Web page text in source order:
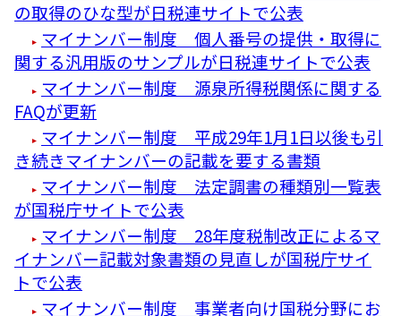
の取得のひな型が日税連サイトで公表
マイナンバー制度 個人番号の提供・取得に
関する汎用版のサンプルが日税連サイトで公表
マイナンバー制度 源泉所得税関係に関する
FAQが更新
マイナンバー制度 平成29年1月1日以後も引
き続きマイナンバーの記載を要する書類
マイナンバー制度 法定調書の種類別一覧表
が国税庁サイトで公表
マイナンバー制度 28年度税制改正によるマ
イナンバー記載対象書類の見直しが国税庁サイ
トで公表
マイナンバー制度 事業者向け国税分野にお